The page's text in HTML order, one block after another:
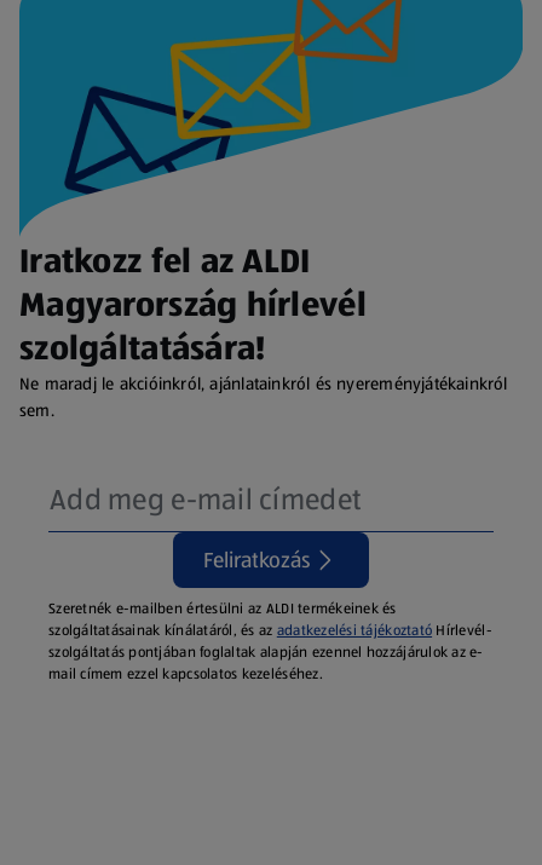
Iratkozz fel az ALDI
Magyarország hírlevél
szolgáltatására!
Ne maradj le akcióinkról, ajánlatainkról és nyereményjátékainkról
sem.
Feliratkozás
Szeretnék e-mailben értesülni az ALDI termékeinek és
szolgáltatásainak kínálatáról, és az adatkezelési tájékoztató Hírlevél-
szolgáltatás pontjában foglaltak alapján ezennel hozzájárulok az e-
mail címem ezzel kapcsolatos kezeléséhez.